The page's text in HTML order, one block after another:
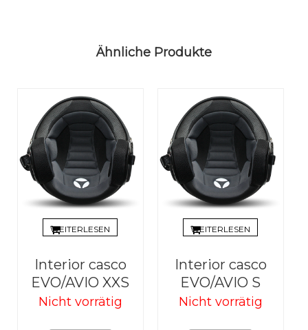
Ähnliche Produkte
WEITERLESEN
Interior casco
EVO/AVIO XXS
Nicht vorrätig
WEITERLESEN
Interior casco
EVO/AVIO S
Nicht vorrätig